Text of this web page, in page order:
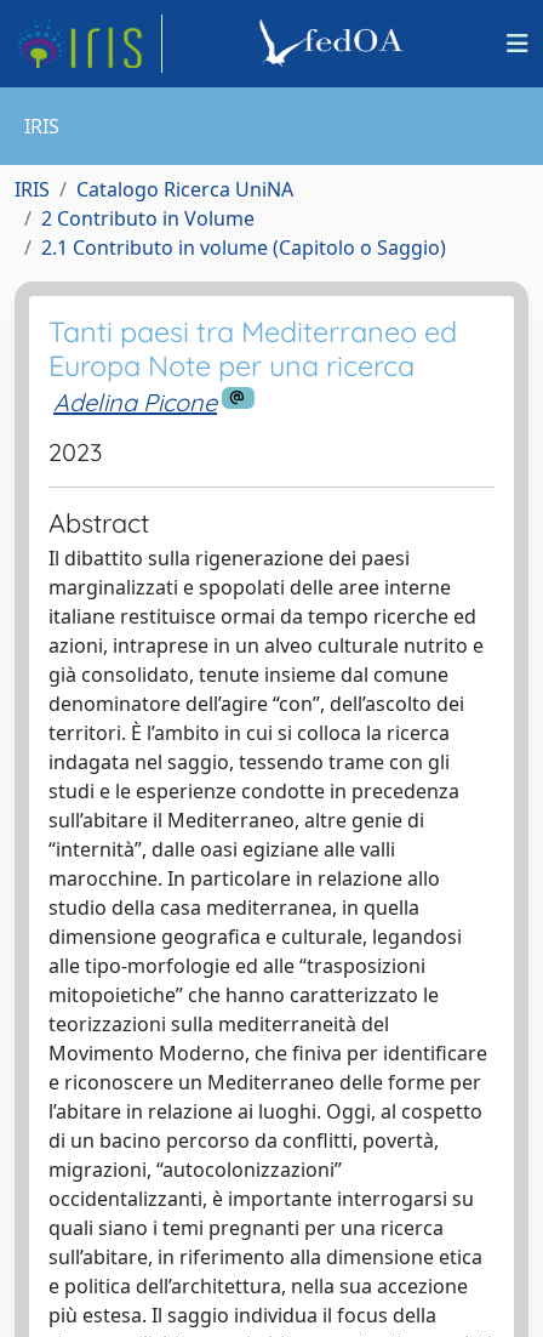
IRIS
IRIS
Catalogo Ricerca UniNA
2 Contributo in Volume
2.1 Contributo in volume (Capitolo o Saggio)
Tanti paesi tra Mediterraneo ed
Europa Note per una ricerca
Adelina Picone
2023
Abstract
Il dibattito sulla rigenerazione dei paesi
marginalizzati e spopolati delle aree interne
italiane restituisce ormai da tempo ricerche ed
azioni, intraprese in un alveo culturale nutrito e
già consolidato, tenute insieme dal comune
denominatore dell’agire “con”, dell’ascolto dei
territori. È l’ambito in cui si colloca la ricerca
indagata nel saggio, tessendo trame con gli
studi e le esperienze condotte in precedenza
sull’abitare il Mediterraneo, altre genie di
“internità”, dalle oasi egiziane alle valli
marocchine. In particolare in relazione allo
studio della casa mediterranea, in quella
dimensione geografica e culturale, legandosi
alle tipo-morfologie ed alle “trasposizioni
mitopoietiche” che hanno caratterizzato le
teorizzazioni sulla mediterraneità del
Movimento Moderno, che finiva per identificare
e riconoscere un Mediterraneo delle forme per
l’abitare in relazione ai luoghi. Oggi, al cospetto
di un bacino percorso da conflitti, povertà,
migrazioni, “autocolonizzazioni”
occidentalizzanti, è importante interrogarsi su
quali siano i temi pregnanti per una ricerca
sull’abitare, in riferimento alla dimensione etica
e politica dell’architettura, nella sua accezione
più estesa. Il saggio individua il focus della